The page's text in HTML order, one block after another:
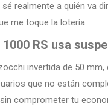
realmente a quién va
me toque la lotería.
RS usa
invertida de 50
que no están
comprometer tu